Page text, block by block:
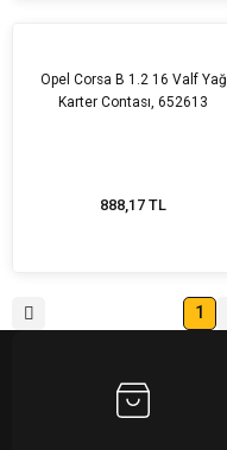
Opel Corsa B 1.2 16 Valf Yağ
Karter Contası, 652613
888,17 TL
1